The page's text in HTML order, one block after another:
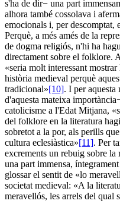
s'ha de dir− una part
alhora també cossolava i
emocionals i, per descomptat,
Perquè, a més amés de la
de dogma religiós, n'hi ha
directament sobre el folklore.
«seria molt interessant
història medieval perquè
tradicional»[10]. I per
d'aquesta mateixa
catolicisme a l'Edat Mitjana,
del folklore en la literatura
sobretot a la por, als perills
cultura eclesiàstica»[11]. Per
excrements un rebuig sobre
una part immensa,
glossar el sentit de «lo
societat medieval: «A la
meravellós, les arrels del qual